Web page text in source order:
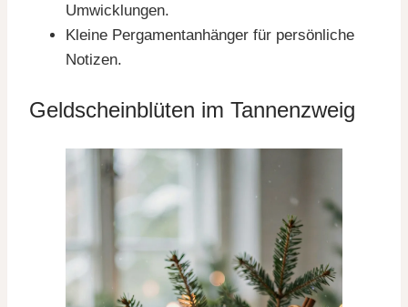
Umwicklungen.
Kleine Pergamentanhänger für persönliche
Notizen.
Geldscheinblüten im Tannenzweig